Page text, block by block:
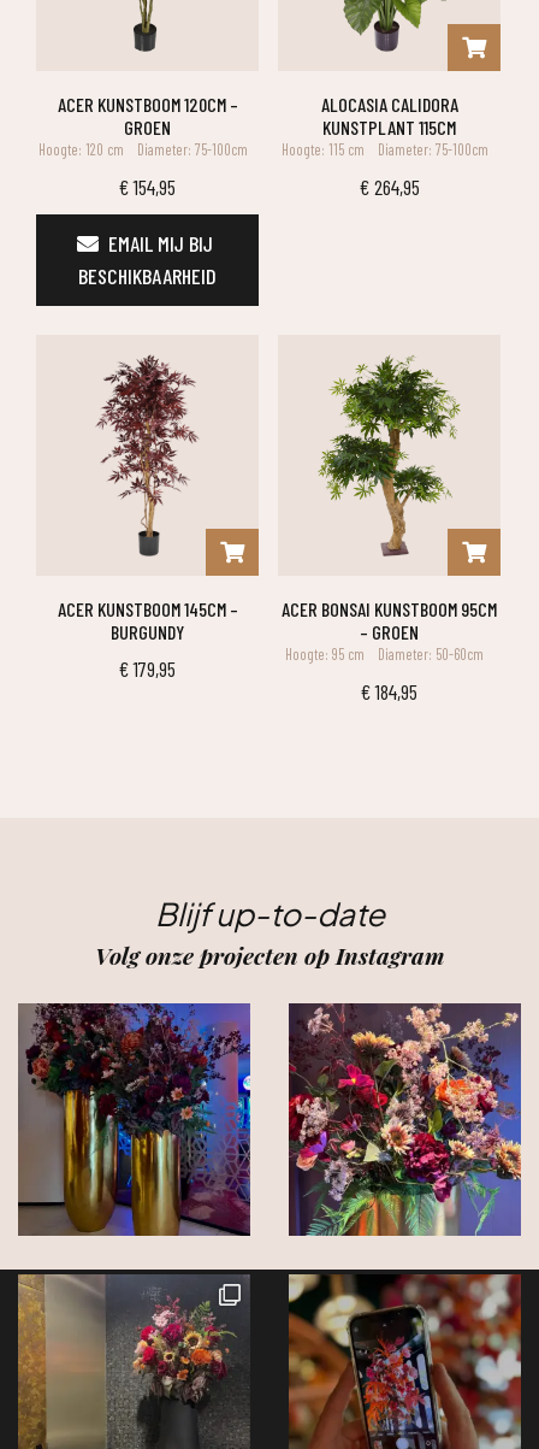
ACER KUNSTBOOM 120CM –
GROEN
Hoogte: 120 cm Diameter: 75-100cm
€154,95
EMAIL MIJ BIJ
BESCHIKBAARHEID
ALOCASIA CALIDORA
KUNSTPLANT 115CM
Hoogte: 115 cm Diameter: 75-100cm
€ 264,95
ACER KUNSTBOOM 145CM –
BURGUNDY
€179,95
ACER BONSAI KUNSTBOOM 95CM
– GROEN
Hoogte: 95 cm Diameter: 50-60cm
€184,95
Blijf up-to-date
Volg onze projecten op Instagram